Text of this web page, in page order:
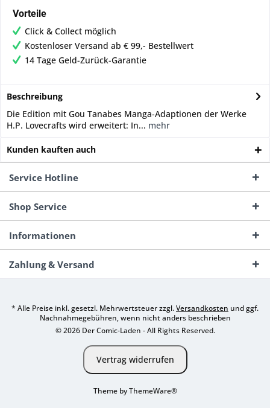
Vorteile
Click & Collect möglich
Kostenloser Versand ab € 99,- Bestellwert
14 Tage Geld-Zurück-Garantie
Beschreibung
Die Edition mit Gou Tanabes Manga-Adaptionen der Werke
H.P. Lovecrafts wird erweitert: In... mehr
Kunden kauften auch
Service Hotline
Shop Service
Informationen
Zahlung & Versand
* Alle Preise inkl. gesetzl. Mehrwertsteuer zzgl.Versandkosten und ggf.
Nachnahmegebühren, wenn nicht anders beschrieben
© 2026 Der Comic-Laden - All Rights Reserved.
Vertrag widerrufen
Theme byThemeWare®